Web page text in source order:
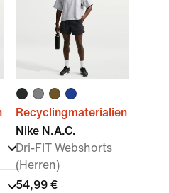
Recyclingmaterialien
Nike N.A.C.
Dri-FIT Webshorts
(Herren)
54,99 €